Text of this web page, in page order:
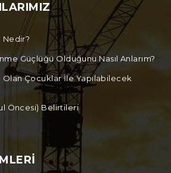
Nedir?
Güçlüğü Olduğunu Nasıl Anlarım?
Çocuklar İle Yapılabilecek
Öncesi) Belirtileri